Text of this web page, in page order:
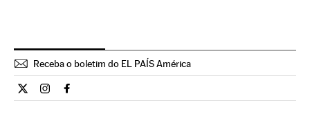
Receba o boletim do EL PAÍS América
Internacional El País Brasil en Twitter
Internacional El País Brasil en Instagram
Internacional El País Brasil en Facebook